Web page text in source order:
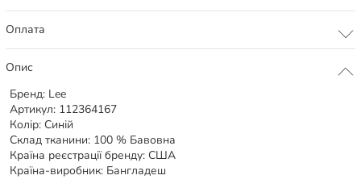
Оплата
Опис
Бренд: Lee
Артикул: 112364167
Колір: Синій
Склад тканини: 100 % Бавовна
Країна реєстрації бренду: США
Країна-виробник: Бангладеш